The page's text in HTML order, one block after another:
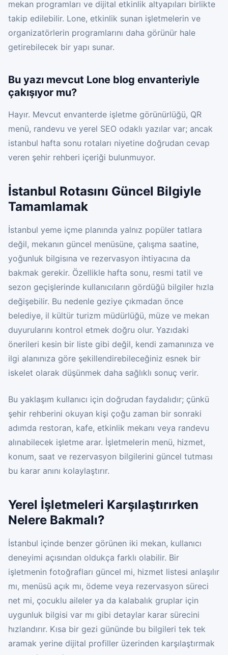
mekan programları ve dijital etkinlik altyapıları birlikte
takip edilebilir. Lone, etkinlik sunan işletmelerin ve
organizatörlerin programlarını daha görünür hale
getirebilecek bir yapı sunar.
Bu yazı mevcut Lone blog envanteriyle
çakışıyor mu?
Hayır. Mevcut envanterde işletme görünürlüğü, QR
menü, randevu ve yerel SEO odaklı yazılar var; ancak
istanbul hafta sonu rotaları niyetine doğrudan cevap
veren şehir rehberi içeriği bulunmuyor.
İstanbul Rotasını Güncel Bilgiyle
Tamamlamak
İstanbul yeme içme planında yalnız popüler tatlara
değil, mekanın güncel menüsüne, çalışma saatine,
yoğunluk bilgisına ve rezervasyon ihtiyacına da
bakmak gerekir. Özellikle hafta sonu, resmi tatil ve
sezon geçişlerinde kullanıcıların gördüğü bilgiler hızla
değişebilir. Bu nedenle geziye çıkmadan önce
belediye, il kültür turizm müdürlüğü, müze ve mekan
duyurularını kontrol etmek doğru olur. Yazıdaki
önerileri kesin bir liste gibi değil, kendi zamanınıza ve
ilgi alanınıza göre şekillendirebileceğiniz esnek bir
iskelet olarak düşünmek daha sağlıklı sonuç verir.
Bu yaklaşım kullanıcı için doğrudan faydalıdır; çünkü
şehir rehberini okuyan kişi çoğu zaman bir sonraki
adımda restoran, kafe, etkinlik mekanı veya randevu
alınabilecek işletme arar. İşletmelerin menü, hizmet,
konum, saat ve rezervasyon bilgilerini güncel tutması
bu karar anını kolaylaştırır.
Yerel İşletmeleri Karşılaştırırken
Nelere Bakmalı?
İstanbul içinde benzer görünen iki mekan, kullanıcı
deneyimi açısından oldukça farklı olabilir. Bir
işletmenin fotoğrafları güncel mi, hizmet listesi anlaşılır
mı, menüsü açık mı, ödeme veya rezervasyon süreci
net mi, çocuklu aileler ya da kalabalık gruplar için
uygunluk bilgisi var mı gibi detaylar karar sürecini
hızlandırır. Kısa bir gezi gününde bu bilgileri tek tek
aramak yerine dijital profiller üzerinden karşılaştırmak